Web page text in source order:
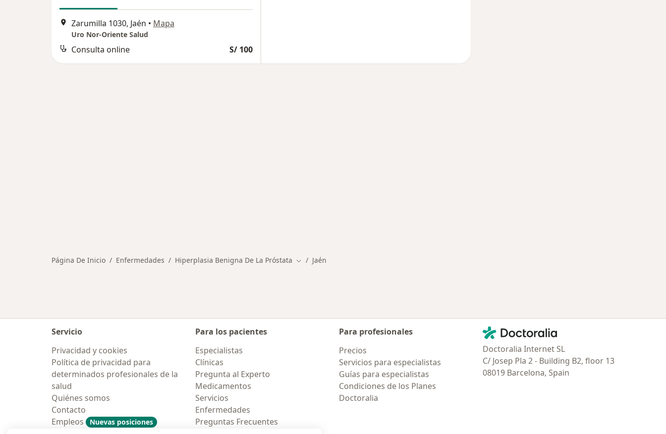
Zarumilla 1030, Jaén • Mapa
Uro Nor-Oriente Salud
Consulta online S/ 100
Página De Inicio Enfermedades Hiperplasia Benigna De La Próstata Cambiar de ciudad
Jaén
Servicio
Privacidad y cookies
Política de privacidad para
determinados profesionales de la
salud
Quiénes somos
Contacto
Empleos
Nuevas posiciones
Para los pacientes
Especialistas
Clínicas
Pregunta al Experto
Medicamentos
Servicios
Enfermedades
Preguntas Frecuentes
Para profesionales
Precios
Servicios para especialistas
Guías para especialistas
Condiciones de los Planes
Doctoralia
Contacto
Doctoralia - Página de inicio
Doctoralia Internet SL
C/ Josep Pla 2 - Building B2, floor 13
08019 Barcelona, Spain